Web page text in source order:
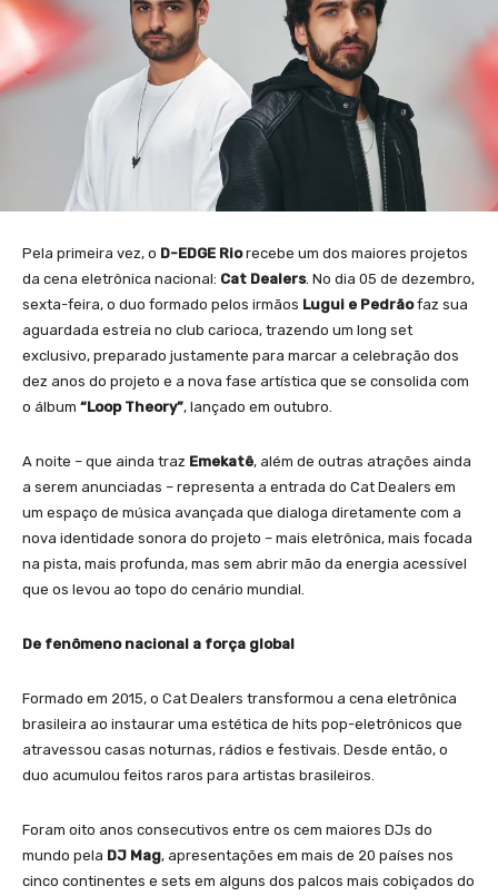
Pela primeira vez, o D-EDGE Riorecebe um dos maiores projetos
da cena eletrônica nacional: Cat Dealers. No dia 05 de dezembro,
sexta-feira, o duo formado pelos irmãos Lugui e Pedrãofaz sua
aguardada estreia no club carioca, trazendo um long set
exclusivo, preparado justamente para marcar a celebração dos
dez anos do projeto e a nova fase artística que se consolida com
o álbum “Loop Theory”, lançado em outubro.
A noite – que ainda traz Emekatê, além de outras atrações ainda
a serem anunciadas – representa a entrada do Cat Dealers em
um espaço de música avançada que dialoga diretamente com a
nova identidade sonora do projeto – mais eletrônica, mais focada
na pista, mais profunda, mas sem abrir mão da energia acessível
que os levou ao topo do cenário mundial.
De fenômeno nacional a força global
Formado em 2015, o Cat Dealers transformou a cena eletrônica
brasileira ao instaurar uma estética de hits pop-eletrônicos que
atravessou casas noturnas, rádios e festivais. Desde então, o
duo acumulou feitos raros para artistas brasileiros.
Foram oito anos consecutivos entre os cem maiores DJs do
mundo pela DJ Mag, apresentações em mais de 20 países nos
cinco continentes e sets em alguns dos palcos mais cobiçados do